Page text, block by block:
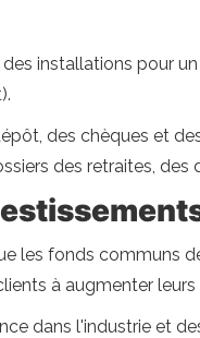
installations pour
des chèques et
des retraites,
les fonds communs
à augmenter
dans l'industrie et